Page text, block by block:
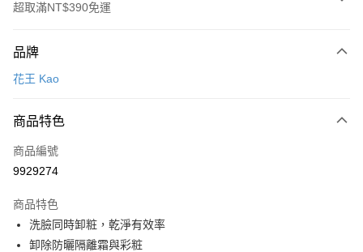
超取滿NT$390免運
POYA支付
超商取貨付款
LINE Pay
街口支付
悠遊付
品牌
花王 Kao
商品特色
商品編號
9929274
商品特色
洗臉同時卸粧，乾淨有效率
卸除防曬隔離霜與彩粧